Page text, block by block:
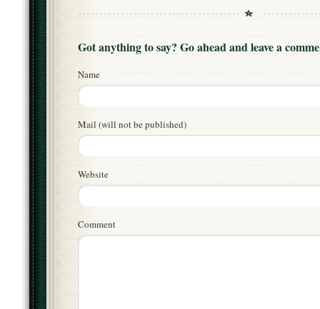
Got anything to say? Go ahead and leave a
Name
Mail (will not be published)
Website
Comment